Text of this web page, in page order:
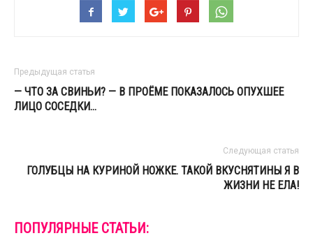
Предыдущая статья
— ЧТО ЗА СВИНЬИ? — В ПРОЁМЕ ПОКАЗАЛОСЬ ОПУХШЕЕ
ЛИЦО СОСЕДКИ…
Следующая статья
ГОЛУБЦЫ НА КУРИНОЙ НОЖКЕ. ТАКОЙ ВКУСНЯТИНЫ Я В
ЖИЗНИ НЕ ЕЛА!
ПОПУЛЯРНЫЕ СТАТЬИ: